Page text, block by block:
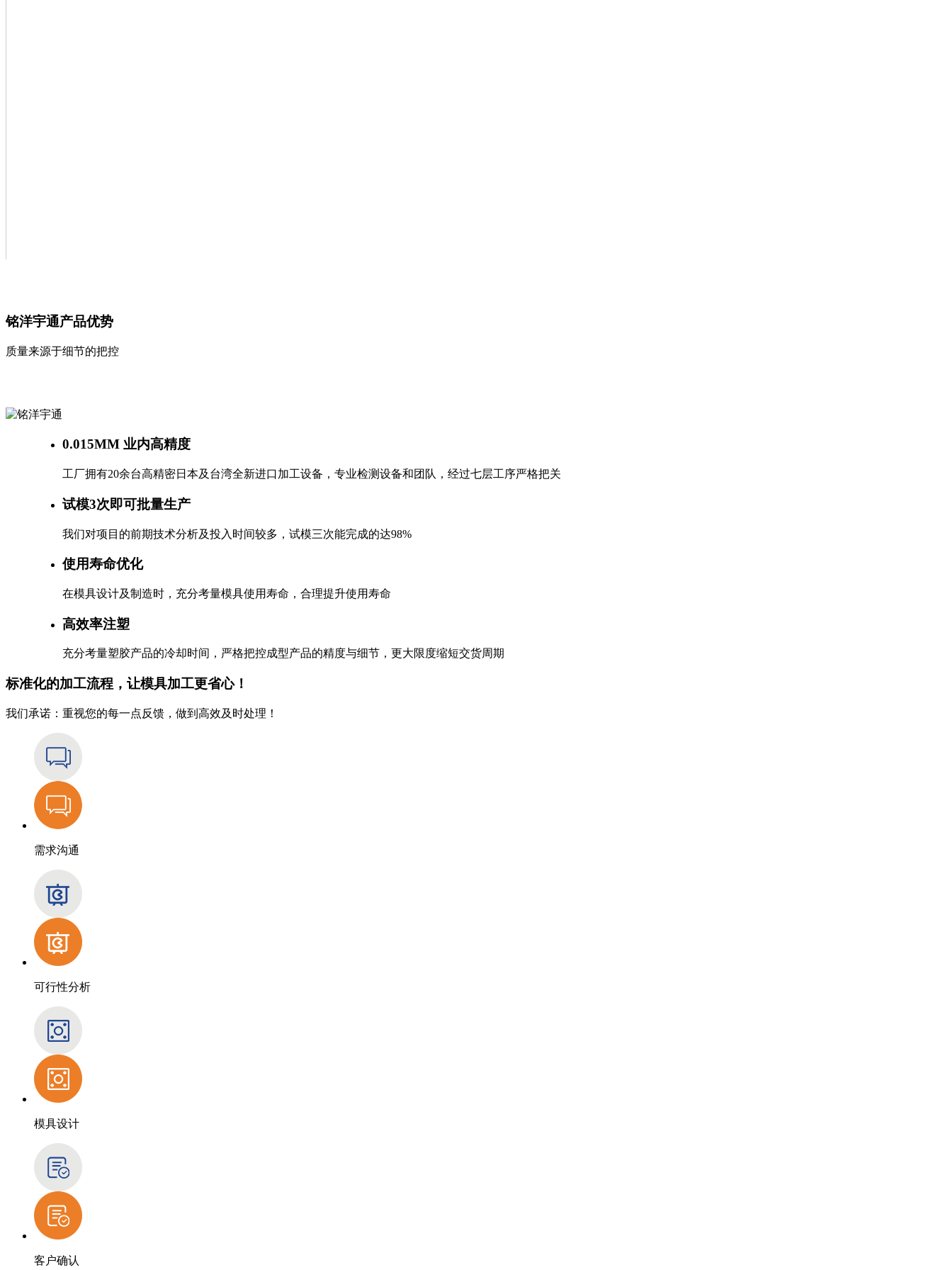
铭洋宇通产品优势
质量来源于细节的把控
0.015MM 业内高精度
工厂拥有20余台高精密日本及台湾全新进口加工设备，专业检测设备和团队，经过七层工序严格把关
试模3次即可批量生产
我们对项目的前期技术分析及投入时间较多，试模三次能完成的达98%
使用寿命优化
在模具设计及制造时，充分考量模具使用寿命，合理提升使用寿命
高效率注塑
充分考量塑胶产品的冷却时间，严格把控成型产品的精度与细节，更大限度缩短交货周期
标准化的加工流程，让模具加工更省心！
我们承诺：重视您的每一点反馈，做到高效及时处理！
需求沟通
可行性分析
模具设计
客户确认